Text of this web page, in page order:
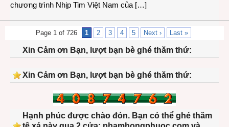
chương trình Nhịp Tim Việt Nam của […]
Page 1 of 726 1 2 3 4 5 Next › Last »
Xin Cảm ơn Bạn, lượt bạn bè ghé thăm thứ:
Xin Cảm ơn Bạn, lượt bạn bè ghé thăm thứ:
Hạnh phúc được chào đón. Bạn có thể ghé thăm